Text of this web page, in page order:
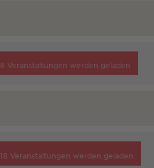
8 Veranstaltungen werden geladen
18 Veranstaltungen werden geladen